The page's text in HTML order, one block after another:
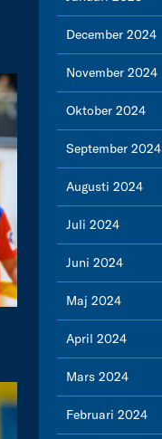
December 2024
November 2024
Oktober 2024
September 2024
Augusti 2024
Juli 2024
Juni 2024
Maj 2024
April 2024
Mars 2024
Februari 2024